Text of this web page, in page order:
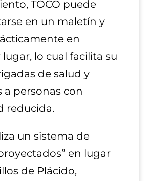
TOCO puede
en un maletín y
en
lo cual facilita su
de salud y
a personas con
reducida.
un sistema de
en lugar
de Plácido,